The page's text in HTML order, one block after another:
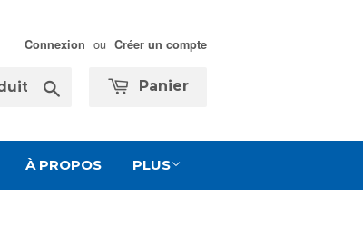
Connexion ou Créer un compte
Chercher Panier
À PROPOS PLUS